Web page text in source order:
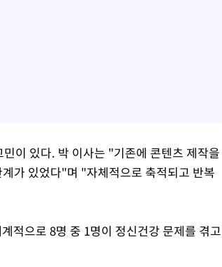
이 있다. 박 이사는 "기존에 콘텐츠 제작을
가 있었다"며 "자체적으로 축적되고 반복
적으로 8명 중 1명이 정신건강 문제를 겪고